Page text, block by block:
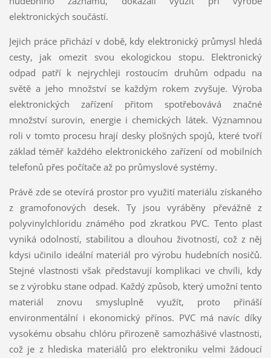
elektronických součástí.
Jejich práce přichází v době, kdy elektronický průmysl hledá
cesty, jak omezit svou ekologickou stopu. Elektronický
odpad patří k nejrychleji rostoucím druhům odpadu na
světě a jeho množství se každým rokem zvyšuje. Výroba
elektronických zařízení přitom spotřebovává značné
množství surovin, energie i chemických látek. Významnou
roli v tomto procesu hrají desky plošných spojů, které tvoří
základ téměř každého elektronického zařízení od mobilních
telefonů přes počítače až po průmyslové systémy.
Právě zde se otevírá prostor pro využití materiálu získaného
z gramofonových desek. Ty jsou vyráběny převážně z
polyvinylchloridu známého pod zkratkou PVC. Tento plast
vyniká odolností, stabilitou a dlouhou životností, což z něj
kdysi učinilo ideální materiál pro výrobu hudebních nosičů.
Stejné vlastnosti však představují komplikaci ve chvíli, kdy
se z výrobku stane odpad. Každý způsob, který umožní tento
materiál znovu smysluplně využít, proto přináší
environmentální i ekonomický přínos. PVC má navíc díky
vysokému obsahu chlóru přirozeně samozhášivé vlastnosti,
což je z hlediska materiálů pro elektroniku velmi žádoucí